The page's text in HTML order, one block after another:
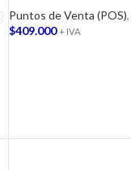
Puntos de Venta (POS),
$409.000 + IVA